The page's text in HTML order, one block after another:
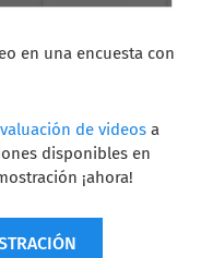
en una encuesta con
de videos a
disponibles en
¡ahora!